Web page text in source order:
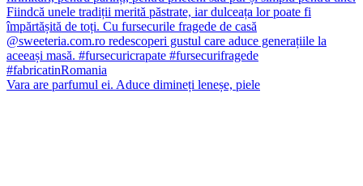
Vara are parfumul ei. Aduce dimineți leneșe, piele